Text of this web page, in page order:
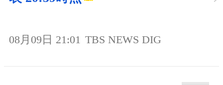
08月09日 21:01 TBS NEWS DIG